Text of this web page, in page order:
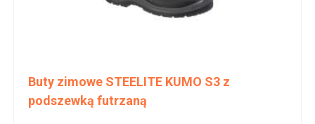
Buty zimowe STEELITE KUMO S3 z
podszewką futrzaną